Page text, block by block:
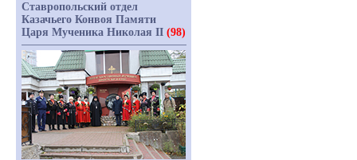
Ставропольский отдел
Казачьего Конвоя Памяти
Царя Мученика Николая II (98)